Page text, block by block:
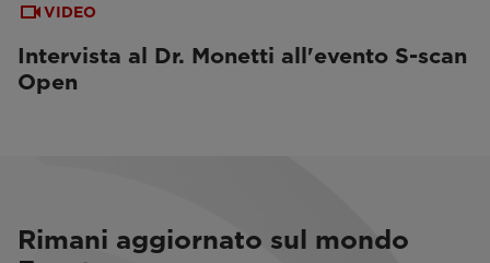
VIDEO
Intervista al Dr. Monetti all'evento S-scan
Open
Rimani aggiornato sul mondo